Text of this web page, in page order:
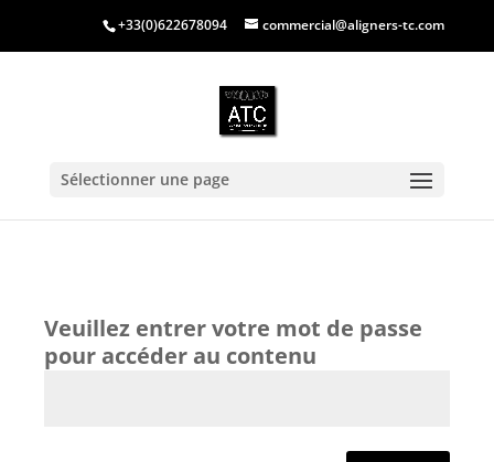
+33(0)622678094 commercial@aligners-tc.com
Sélectionner une page